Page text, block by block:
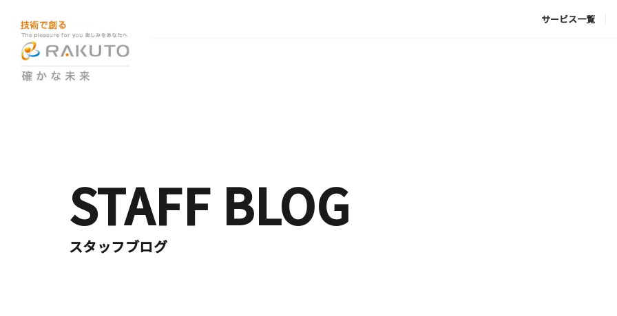
サービス一覧
STAFF BLOG
スタッフブログ